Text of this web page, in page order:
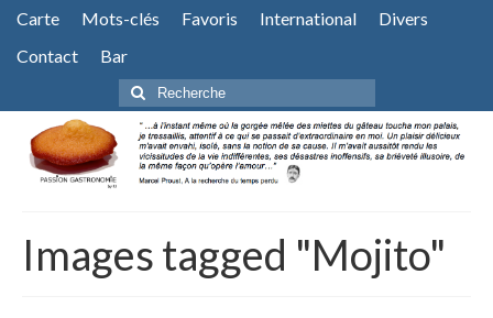
Carte Mots-clés Favoris International
Divers
Contact
Bar
Rechercher
:
Images tagged "Mojito"